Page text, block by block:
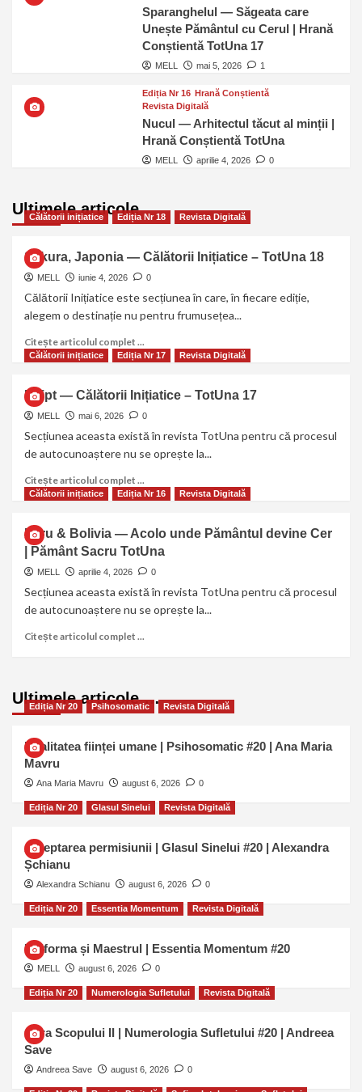
Sparanghelul — Săgeata care
Unește Pământul cu Cerul | Hrană
Conștientă TotUna 17
MELL mai 5, 2026 1
Ediția Nr 16 Hrană Conștientă
Revista Digitală
Nucul — Arhitectul tăcut al minții |
Hrană Conștientă TotUna
MELL aprilie 4, 2026 0
Ultimele articole
Călătorii inițiatice Ediția Nr 18 Revista Digitală
Sakura, Japonia — Călătorii Inițiatice – TotUna 18
MELL iunie 4, 2026 0
Călătorii Inițiatice este secțiunea în care, în fiecare ediție,
alegem o destinație nu pentru frumusețea...
Citește articolul complet ...
Călătorii inițiatice Ediția Nr 17 Revista Digitală
Egipt — Călătorii Inițiatice – TotUna 17
MELL mai 6, 2026 0
Secțiunea aceasta există în revista TotUna pentru că procesul
de autocunoaștere nu se oprește la...
Citește articolul complet ...
Călătorii inițiatice Ediția Nr 16 Revista Digitală
Peru & Bolivia — Acolo unde Pământul devine Cer
| Pământ Sacru TotUna
MELL aprilie 4, 2026 0
Secțiunea aceasta există în revista TotUna pentru că procesul
de autocunoaștere nu se oprește la...
Citește articolul complet ...
Ultimele articole …
Ediția Nr 20 Psihosomatic Revista Digitală
Dualitatea ființei umane | Psihosomatic #20 | Ana Maria
Mavru
Ana Maria Mavru august 6, 2026 0
Ediția Nr 20 Glasul Sinelui Revista Digitală
Așteptarea permisiunii | Glasul Sinelui #20 | Alexandra
Șchianu
Alexandra Schianu august 6, 2026 0
Ediția Nr 20 Essentia Momentum Revista Digitală
Uniforma și Maestrul | Essentia Momentum #20
MELL august 6, 2026 0
Ediția Nr 20 Numerologia Sufletului Revista Digitală
Cifra Scopului II | Numerologia Sufletului #20 | Andreea
Save
Andreea Save august 6, 2026 0